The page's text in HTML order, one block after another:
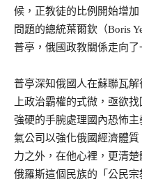
候，正教徒的比例開始增
問題的總統葉爾欽（Boris
普亭，俄國政教關係走向了
普亭深知俄國人在蘇聯瓦
上政治霸權的式微，亟欲
強硬的手腕處理國內恐怖
氣公司以強化俄國經濟體
力之外，在他心裡，更清
俄羅斯這個民族的「公民